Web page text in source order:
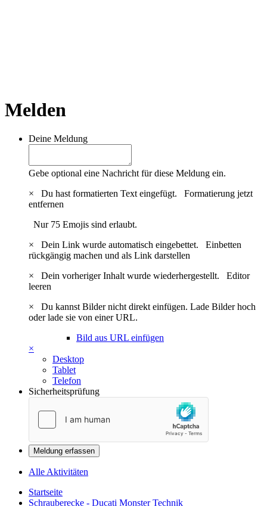
Melden
Deine Meldung
Gebe optional eine Nachricht für diese Meldung ein.
×
Du hast formatierten Text eingefügt. Formatierung jetzt
entfernen
Nur 75 Emojis sind erlaubt.
×
Dein Link wurde automatisch eingebettet. Einbetten
rückgängig machen und als Link darstellen
×
Dein vorheriger Inhalt wurde wiederhergestellt. Editor
leeren
×
Du kannst Bilder nicht direkt einfügen. Lade Bilder hoch
oder lade sie von einer URL.
Bild aus URL einfügen
×
Desktop
Tablet
Telefon
Sicherheitsprüfung
Meldung erfassen
Alle Aktivitäten
Startseite
Schrauberecke - Ducati Monster Technik